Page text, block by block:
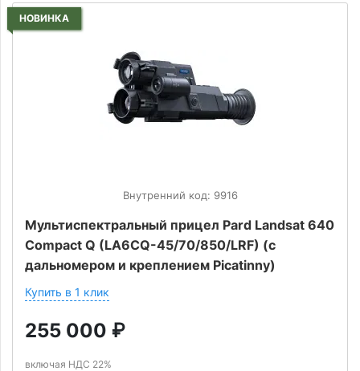
НОВИНКА
Внутренний код: 9916
Мультиспектральный прицел Pard Landsat 640
Compact Q (LA6CQ-45/70/850/LRF) (с
дальномером и креплением Picatinny)
Купить в 1 клик
255 000 ₽
включая НДС 22%